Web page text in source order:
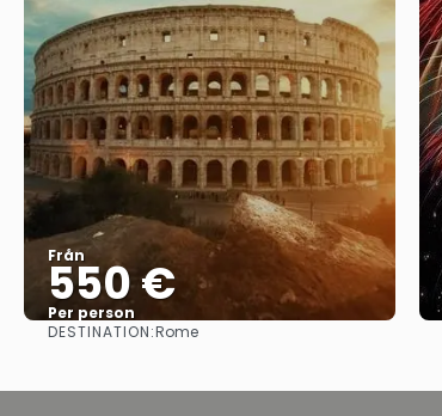
Från
550 €
Per person
DESTINATION:Rome